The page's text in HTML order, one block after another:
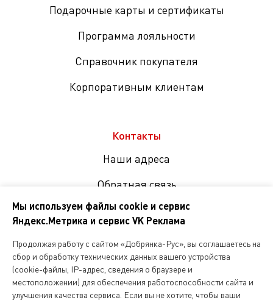
Подарочные карты и сертификаты
Программа лояльности
Справочник покупателя
Корпоративным клиентам
Контакты
Наши адреса
Обратная связь
соцсетях
Копирование и любое другое использование информации,
размещенной на сайте Dobryanka-rus.ru
Мы используем файлы cookie и сервис
Яндекс.Метрика и сервис VK Реклама
Продолжая работу с сайтом «Добрянка-Рус», вы соглашаетесь на
сбор и обработку технических данных вашего устройства
(cookie-файлы, IP-адрес, сведения о браузере и
местоположении) для обеспечения работоспособности сайта и
улучшения качества сервиса. Если вы не хотите, чтобы ваши